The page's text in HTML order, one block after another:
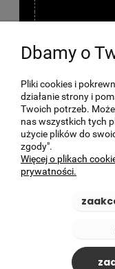
© 2026
Dbamy o
Pliki cookies i
działanie strony i
Twoich potrzeb.
nas wszystkich tych
użycie plików do
zgody".
Więcej o plikach
prywatności.